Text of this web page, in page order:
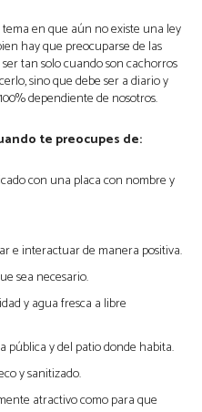
en que aún no existe una ley
hay que preocuparse de las
tan solo cuando son cachorros
sino que debe ser a diario y
dependiente de nosotros.
te preocupes de:
con una placa con nombre y
e interactuar de manera positiva.
sea necesario.
y agua fresca a libre
pública y del patio donde habita.
y sanitizado.
atractivo como para que